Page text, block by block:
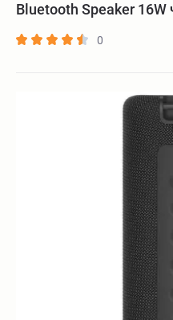
Bluetooth Speaker 16W
0